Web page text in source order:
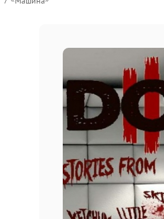
Домоводство
Старинное
Прочее